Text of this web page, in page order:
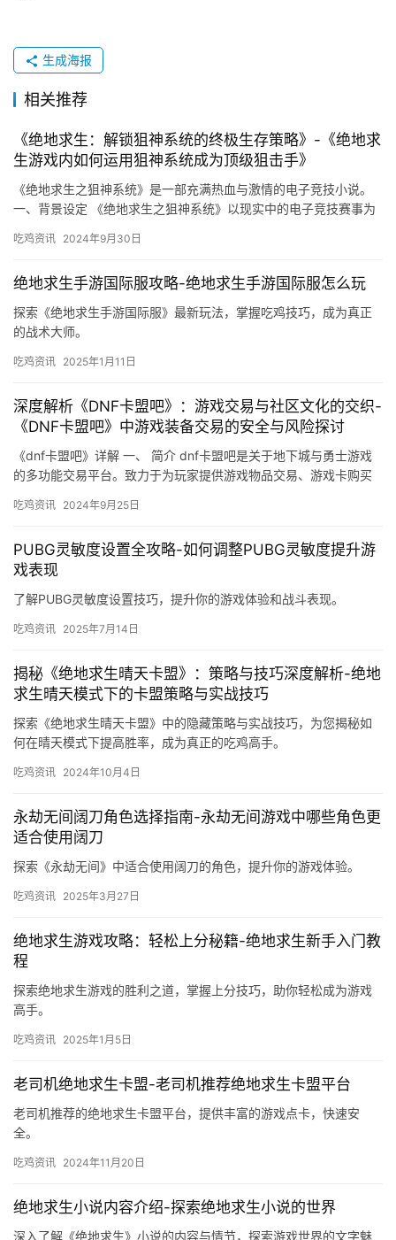
生成海报
相关推荐
《绝地求生：解锁狙神系统的终极生存策略》-《绝地求
生游戏内如何运用狙神系统成为顶级狙击手》
《绝地求生之狙神系统》是一部充满热血与激情的电子竞技小说。
一、背景设定 《绝地求生之狙神系统》以现实中的电子竞技赛事为
吃鸡资讯 2024年9月30日
绝地求生手游国际服攻略-绝地求生手游国际服怎么玩
探索《绝地求生手游国际服》最新玩法，掌握吃鸡技巧，成为真正
的战术大师。
吃鸡资讯 2025年1月11日
深度解析《DNF卡盟吧》：游戏交易与社区文化的交织-
《DNF卡盟吧》中游戏装备交易的安全与风险探讨
《dnf卡盟吧》详解 一、 简介 dnf卡盟吧是关于地下城与勇士游戏
的多功能交易平台。致力于为玩家提供游戏物品交易、游戏卡购买
吃鸡资讯 2024年9月25日
PUBG灵敏度设置全攻略-如何调整PUBG灵敏度提升游
戏表现
了解PUBG灵敏度设置技巧，提升你的游戏体验和战斗表现。
吃鸡资讯 2025年7月14日
揭秘《绝地求生晴天卡盟》：策略与技巧深度解析-绝地
求生晴天模式下的卡盟策略与实战技巧
探索《绝地求生晴天卡盟》中的隐藏策略与实战技巧，为您揭秘如
何在晴天模式下提高胜率，成为真正的吃鸡高手。
吃鸡资讯 2024年10月4日
永劫无间阔刀角色选择指南-永劫无间游戏中哪些角色更
适合使用阔刀
探索《永劫无间》中适合使用阔刀的角色，提升你的游戏体验。
吃鸡资讯 2025年3月27日
绝地求生游戏攻略：轻松上分秘籍-绝地求生新手入门教
程
探索绝地求生游戏的胜利之道，掌握上分技巧，助你轻松成为游戏
高手。
吃鸡资讯 2025年1月5日
老司机绝地求生卡盟-老司机推荐绝地求生卡盟平台
老司机推荐的绝地求生卡盟平台，提供丰富的游戏点卡，快速安
全。
吃鸡资讯 2024年11月20日
绝地求生小说内容介绍-探索绝地求生小说的世界
深入了解《绝地求生》小说的内容与情节，探索游戏世界的文字魅